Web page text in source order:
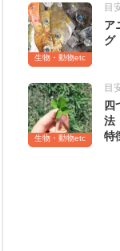
生物・動物etc
目
ア
グ
生物・動物etc
目
四
法
特